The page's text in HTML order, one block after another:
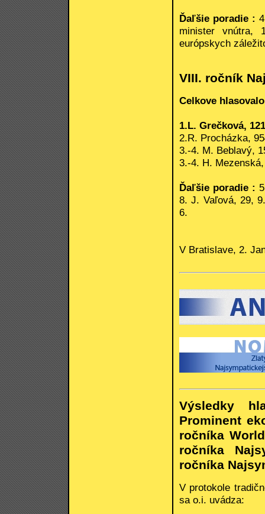
Ďaľšie poradie :
minister vnútra,
európskych
VIII. ročník
Celkove
1.L. Grečková,
2.R. Procházka,
3.-4. M. Beblavý,
3.-4. H.
Ďaľšie poradie :
8. J. Vaľová, 29,
6.
V Bratislave, 2.
Výsledky
Prominent
ročníka
ročníka
ročníka
V protokole
sa o.i. uvádza: